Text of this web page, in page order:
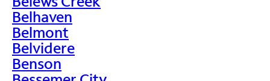
Belhaven
Belmont
Belvidere
Benson